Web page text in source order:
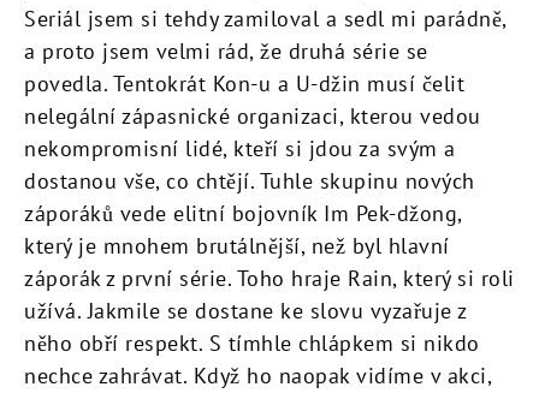
Seriál jsem si tehdy zamiloval a sedl mi parádně,
a proto jsem velmi rád, že druhá série se
povedla. Tentokrát Kon-u a U-džin musí čelit
nelegální zápasnické organizaci, kterou vedou
nekompromisní lidé, kteří si jdou za svým a
dostanou vše, co chtějí. Tuhle skupinu nových
záporáků vede elitní bojovník Im Pek-džong,
který je mnohem brutálnější, než byl hlavní
záporák z první série. Toho hraje Rain, který si roli
užívá. Jakmile se dostane ke slovu vyzařuje z
něho obří respekt. S tímhle chlápkem si nikdo
nechce zahrávat. Když ho naopak vidíme v akci,